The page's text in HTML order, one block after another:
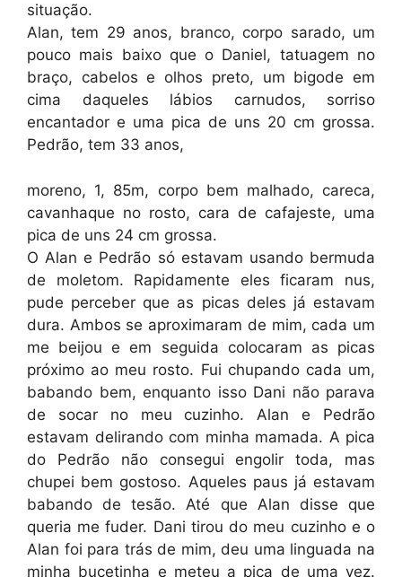
situação.
Alan, tem 29 anos, branco, corpo sarado, um
pouco mais baixo que o Daniel, tatuagem no
braço, cabelos e olhos preto, um bigode em
cima daqueles lábios carnudos, sorriso
encantador e uma pica de uns 20 cm grossa.
Pedrão, tem 33 anos,
moreno, 1, 85m, corpo bem malhado, careca,
cavanhaque no rosto, cara de cafajeste, uma
pica de uns 24 cm grossa.
O Alan e Pedrão só estavam usando bermuda
de moletom. Rapidamente eles ficaram nus,
pude perceber que as picas deles já estavam
dura. Ambos se aproximaram de mim, cada um
me beijou e em seguida colocaram as picas
próximo ao meu rosto. Fui chupando cada um,
babando bem, enquanto isso Dani não parava
de socar no meu cuzinho. Alan e Pedrão
estavam delirando com minha mamada. A pica
do Pedrão não consegui engolir toda, mas
chupei bem gostoso. Aqueles paus já estavam
babando de tesão. Até que Alan disse que
queria me fuder. Dani tirou do meu cuzinho e o
Alan foi para trás de mim, deu uma linguada na
minha bucetinha e meteu a pica de uma vez.